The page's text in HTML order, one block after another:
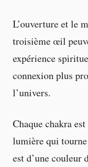
L’ouverture et le
troisième œil
expérience
connexion plus
l’univers.
Chaque chakra
lumière qui
est d’une couleur